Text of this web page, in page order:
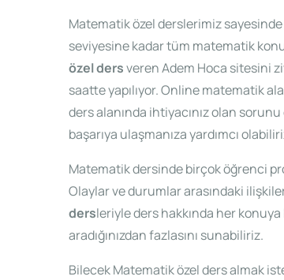
Matematik özel derslerimiz
seviyesine kadar tüm matematik
özel dersveren Adem Hoca sitesini
saatte yapılıyor. Online matematik
ders alanında ihtiyacınız olan
başarıya ulaşmanıza yardımcı
Matematik dersinde birçok öğrenci
Olaylar ve durumlar arasındaki
dersleriyle ders hakkında her
aradığınızdan fazlasını sunabiliriz.
Bilecek Matematik özel ders almak